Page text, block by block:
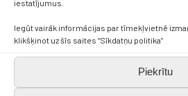
iestatījumus.
Iegūt vairāk informācijas par tīmekļvietnē
klikšķinot uz šīs saites “Sīkdatņu politika”
Piekrītu
_DEFAULT@40900017625